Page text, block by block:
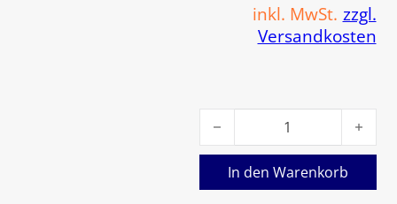
inkl. MwSt. zzgl.
Versandkosten
Viessmann Rüttelhebel 2
In den Warenkorb